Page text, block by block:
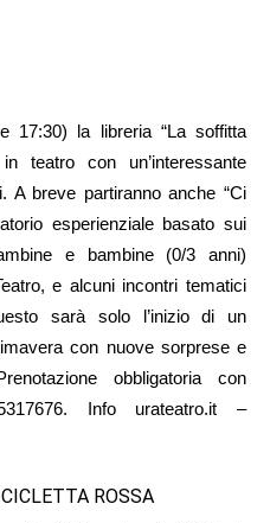
17:30) la libreria “La soffitta
teatro con un’interessante
A breve partiranno anche “Ci
esperienziale basato sui
e bambine (0/3 anni)
e alcuni incontri tematici
sarà solo l’inizio di un
con nuove sorprese e
obbligatoria con
Info urateatro.it –
ROSSA